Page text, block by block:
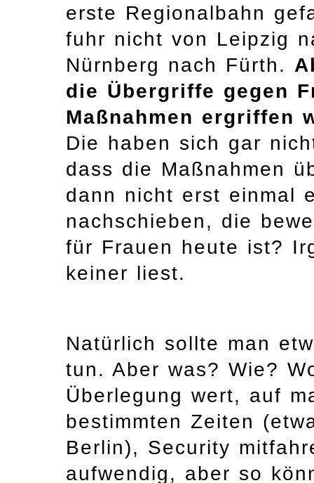
erste Regionalbahn
fuhr nicht von Leipzig
Nürnberg nach Fürth.
die Übergriffe gegen
Maßnahmen ergriffen
Die haben sich gar
dass die Maßnahmen
dann nicht erst einmal
nachschieben, die
für Frauen heute ist?
keiner liest.
Natürlich sollte man
tun. Aber was? Wie?
Überlegung wert, auf
bestimmten Zeiten
Berlin), Security
aufwendig, aber so